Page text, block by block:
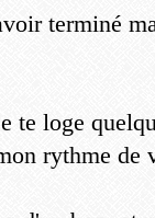
terminé
te loge
rythme de